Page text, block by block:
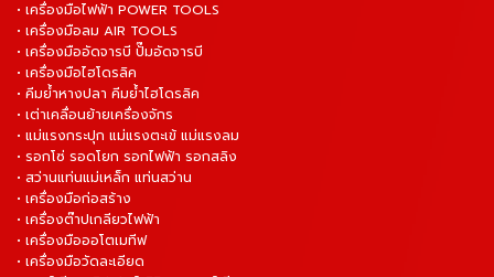
• เครื่องมือไฟฟ้า POWER TOOLS
• เครื่องมือลม AIR TOOLS
• เครื่องมืออัดจารบี ปั๊มอัดจารบี
• เครื่องมือไฮโดรลิค
• คีมย้ำหางปลา คีมย้ำไฮโดรลิค
• เต่าเคลื่อนย้ายเครื่องจักร
• แม่แรงกระปุก แม่แรงตะเข้ แม่แรงลม
• รอกโซ่ รอดโยก รอกไฟฟ้า รอกสลิง
• สว่านแท่นแม่เหล็ก แท่นสว่าน
• เครื่องมือก่อสร้าง
• เครื่องต๊าปเกลียวไฟฟ้า
• เครื่องมือออโตเมทีฟ
• เครื่องมือวัดละเอียด